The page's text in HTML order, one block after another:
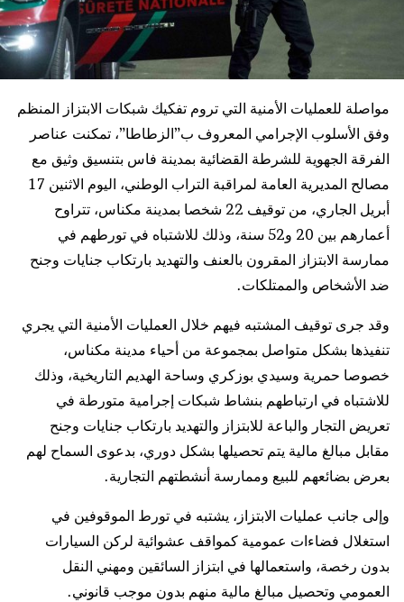
مواصلة للعمليات الأمنية التي تروم تفكيك شبكات الابتزاز المنظم
وفق الأسلوب الإجرامي المعروف ب”الزطاطا”، تمكنت عناصر
الفرقة الجهوية للشرطة القضائية بمدينة فاس بتنسيق وثيق مع
مصالح المديرية العامة لمراقبة التراب الوطني، اليوم الاثنين 17
أبريل الجاري، من توقيف 22 شخصا بمدينة مكناس، تتراوح
أعمارهم بين 20 و52 سنة، وذلك للاشتباه في تورطهم في
ممارسة الابتزاز المقرون بالعنف والتهديد بارتكاب جنايات وجنح
ضد الأشخاص والممتلكات.
وقد جرى توقيف المشتبه فيهم خلال العمليات الأمنية التي يجري
تنفيذها بشكل متواصل بمجموعة من أحياء مدينة مكناس،
خصوصا حمرية وسيدي بوزكري وساحة الهديم التاريخية، وذلك
للاشتباه في ارتباطهم بنشاط شبكات إجرامية متورطة في
تعريض التجار والباعة للابتزاز والتهديد بارتكاب جنايات وجنح
مقابل مبالغ مالية يتم تحصيلها بشكل دوري، بدعوى السماح لهم
بعرض بضائعهم للبيع وممارسة أنشطتهم التجارية.
وإلى جانب عمليات الابتزاز، يشتبه في تورط الموقوفين في
استغلال فضاءات عمومية كمواقف عشوائية لركن السيارات
بدون رخصة، واستعمالها في ابتزاز السائقين ومهني النقل
العمومي وتحصيل مبالغ مالية منهم بدون موجب قانوني.